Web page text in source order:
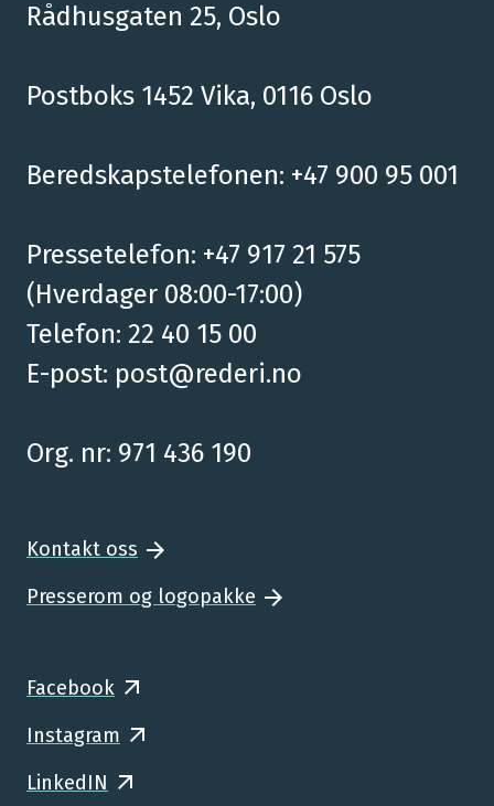
Rådhusgaten 25, Oslo
Postboks 1452 Vika, 0116 Oslo
Beredskapstelefonen: +47 900 95 001
Pressetelefon: +47 917 21 575
(Hverdager 08:00-17:00)
Telefon: 22 40 15 00
E-post: post@rederi.no
Org. nr: 971 436 190
Kontakt oss
Presserom og logopakke
Facebook
Instagram
LinkedIN